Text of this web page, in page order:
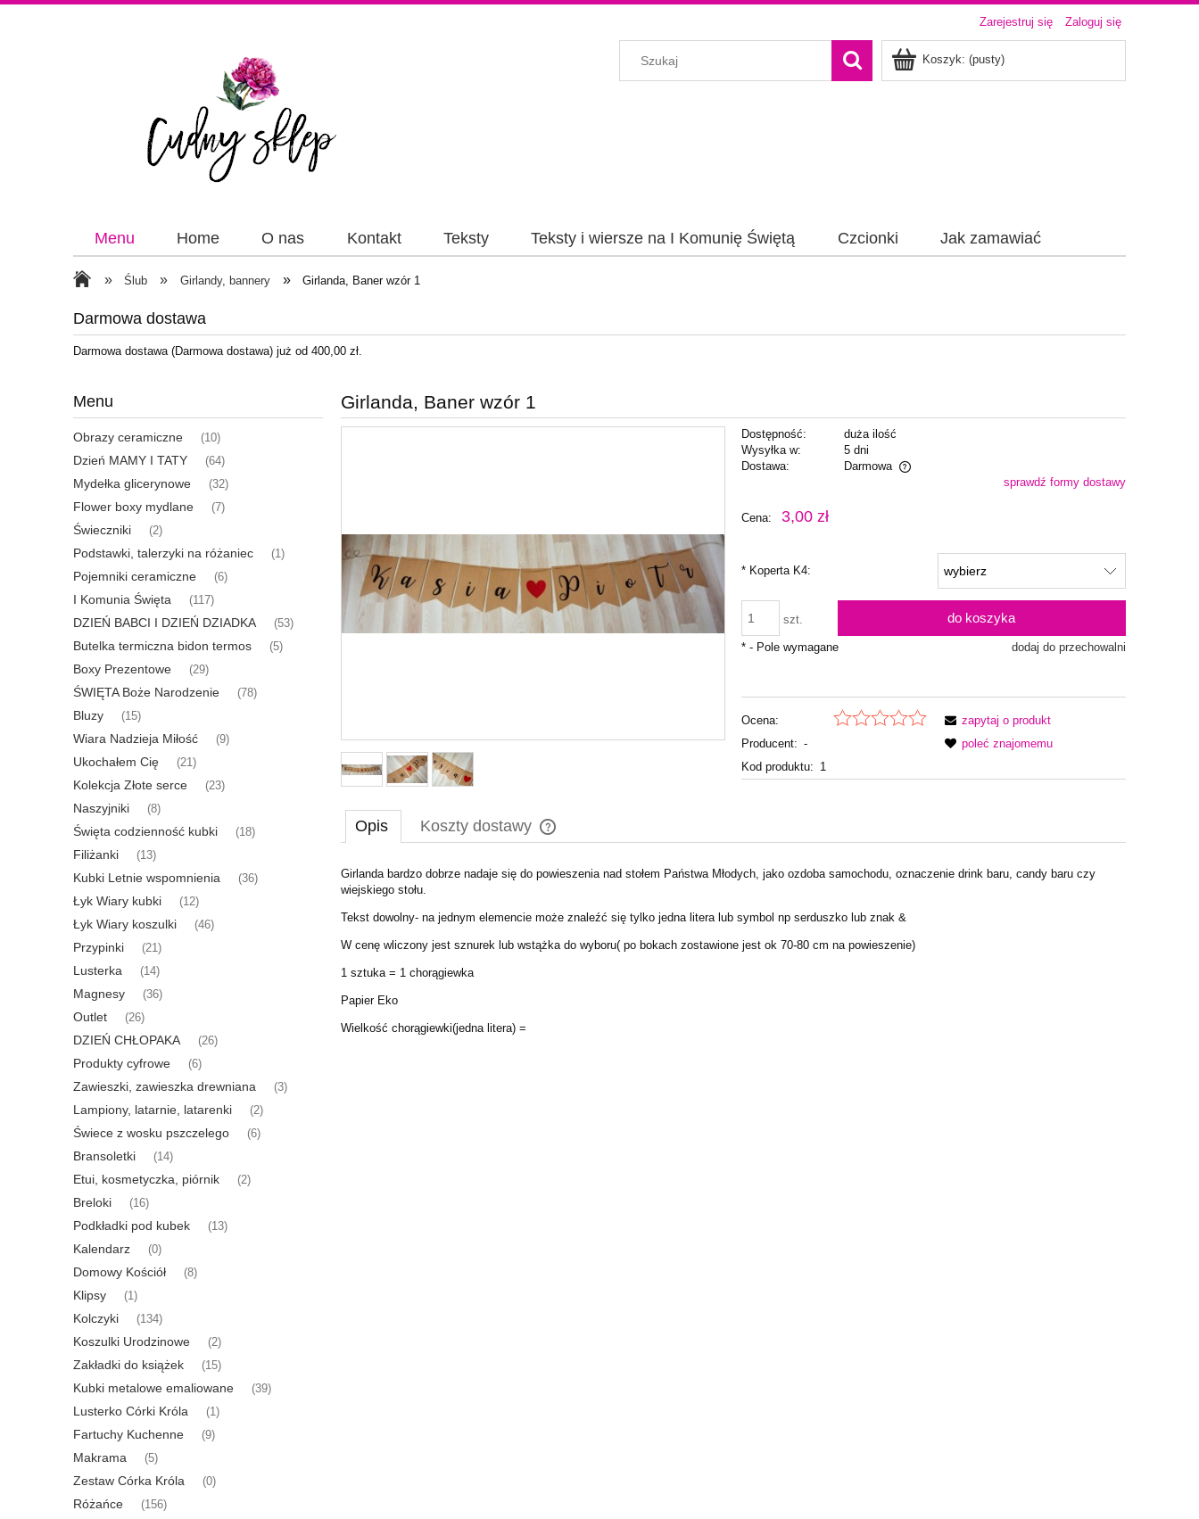
Zarejestruj się Zaloguj się
Koszyk: (pusty)
Menu Home O nas Kontakt Teksty Teksty i wiersze na I Komunię Świętą Czcionki Jak zamawiać
Papiery Wstążki
» Ślub » Girlandy, bannery » Girlanda, Baner wzór 1
Darmowa dostawa
Darmowa dostawa (Darmowa dostawa) już od 400,00 zł.
Menu
Obrazy ceramiczne (10)
Dzień MAMY I TATY (64)
Mydełka glicerynowe (32)
Flower boxy mydlane (7)
Świeczniki (2)
Podstawki, talerzyki na różaniec (1)
Pojemniki ceramiczne (6)
I Komunia Święta (117)
DZIEŃ BABCI I DZIEŃ DZIADKA (53)
Butelka termiczna bidon termos (5)
Boxy Prezentowe (29)
ŚWIĘTA Boże Narodzenie (78)
Bluzy (15)
Wiara Nadzieja Miłość (9)
Ukochałem Cię (21)
Kolekcja Złote serce (23)
Naszyjniki (8)
Święta codzienność kubki (18)
Filiżanki (13)
Kubki Letnie wspomnienia (36)
Łyk Wiary kubki (12)
Łyk Wiary koszulki (46)
Przypinki (21)
Lusterka (14)
Magnesy (36)
Outlet (26)
DZIEŃ CHŁOPAKA (26)
Produkty cyfrowe (6)
Zawieszki, zawieszka drewniana (3)
Lampiony, latarnie, latarenki (2)
Świece z wosku pszczelego (6)
Bransoletki (14)
Etui, kosmetyczka, piórnik (2)
Breloki (16)
Podkładki pod kubek (13)
Kalendarz (0)
Domowy Kościół (8)
Klipsy (1)
Kolczyki (134)
Koszulki Urodzinowe (2)
Zakładki do książek (15)
Kubki metalowe emaliowane (39)
Lusterko Córki Króla (1)
Fartuchy Kuchenne (9)
Makrama (5)
Zestaw Córka Króla (0)
Różańce (156)
Girlanda, Baner wzór 1
Dostępność:
duża ilość
Wysyłka w:
5 dni
Dostawa:
Darmowa
sprawdź formy dostawy
Cena: 3,00 zł
* Koperta K4:
szt. do koszyka
dodaj do przechowalni
* - Pole wymagane
Ocena:
Producent: -
Kod produktu: 1
zapytaj o produkt
poleć znajomemu
Opis Koszty dostawy
Cena nie zawiera ewentualnych kosztów
Girlanda bardzo dobrze nadaje się do powieszenia nad stołem Państwa Młodych, jako ozdoba samochodu, oznaczenie drink baru, candy baru czy
wiejskiego stołu.
Tekst dowolny- na jednym elemencie może znaleźć się tylko jedna litera lub symbol np serduszko lub znak &
W cenę wliczony jest sznurek lub wstążka do wyboru( po bokach zostawione jest ok 70-80 cm na powieszenie)
1 sztuka = 1 chorągiewka
Papier Eko
Wielkość chorągiewki(jedna litera) =